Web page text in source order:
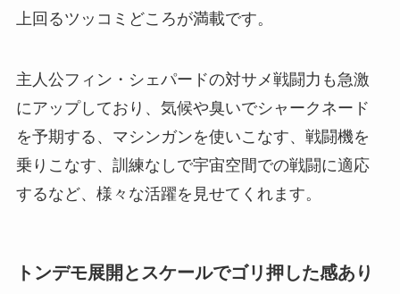
上回るツッコミどころが満載です。
主人公フィン・シェパードの対サメ戦闘力も急激
にアップしており、気候や臭いでシャークネード
を予期する、マシンガンを使いこなす、戦闘機を
乗りこなす、訓練なしで宇宙空間での戦闘に適応
するなど、様々な活躍を見せてくれます。
トンデモ展開とスケールでゴリ押した感あり